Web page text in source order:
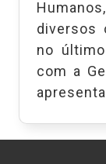
diversos
no
com a